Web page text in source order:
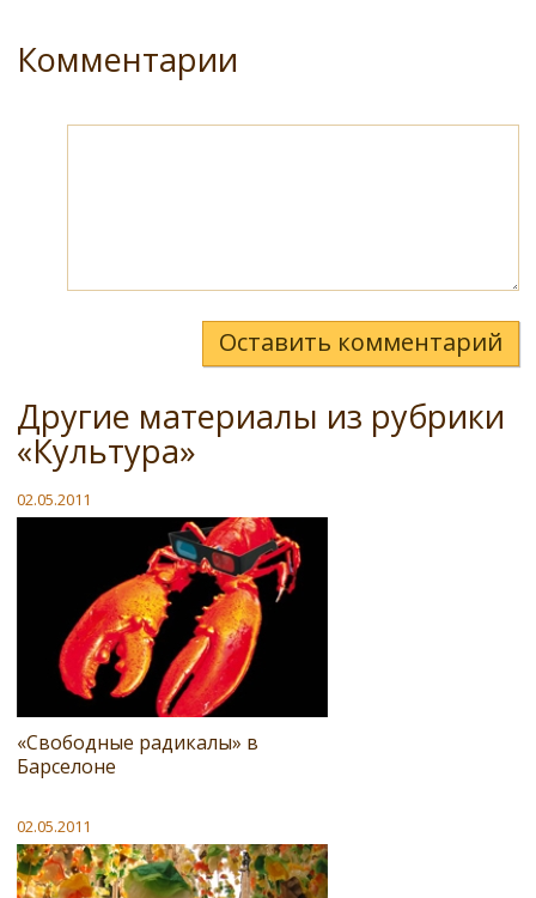
Комментарии
Оставить комментарий
Другие материалы из рубрики
«Культура»
02.05.2011
«Свободные радикалы» в
Барселоне
02.05.2011